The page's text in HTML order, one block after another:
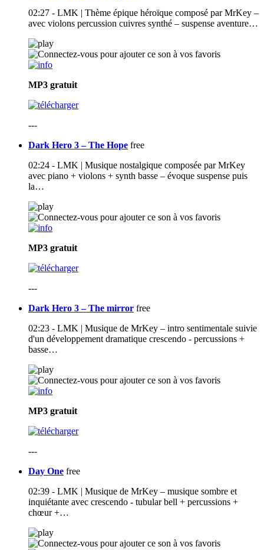
02:27 - LMK | Thème épique héroïque composé par MrKey –
avec violons percussion cuivres synthé – suspense aventure…
MP3 gratuit
---
Dark Hero 3 – The Hope free
02:24 - LMK | Musique nostalgique composée par MrKey
avec piano + violons + synth basse – évoque suspense puis
la…
MP3 gratuit
---
Dark Hero 3 – The mirror free
02:23 - LMK | Musique de MrKey – intro sentimentale suivie
d'un développement dramatique crescendo - percussions +
basse…
MP3 gratuit
---
Day One free
02:39 - LMK | Musique de MrKey – musique sombre et
inquiétante avec crescendo - tubular bell + percussions +
chœur +…